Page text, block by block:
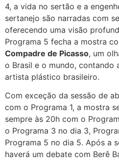
4, a vida no sertão e a
sertanejo são narradas com
oferecendo uma visão
Programa 5 fecha a mostra
Compadre de Picasso, um
o Brasil e o mundo, contando
artista plástico brasileiro.
Com exceção da sessão de
com o Programa 1, a mostra
sempre às 20h com o
o Programa 3 no dia 3,
Programa 5 no dia 5. Após a
haverá um debate com Berê